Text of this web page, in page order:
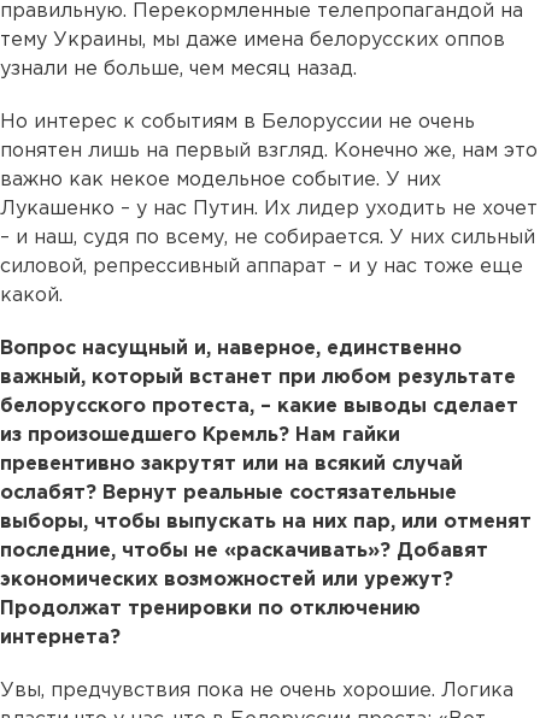
правильную. Перекормленные телепропагандой на
тему Украины, мы даже имена белорусских оппов
узнали не больше, чем месяц назад.
Но интерес к событиям в Белоруссии не очень
понятен лишь на первый взгляд. Конечно же, нам это
важно как некое модельное событие. У них
Лукашенко – у нас Путин. Их лидер уходить не хочет
– и наш, судя по всему, не собирается. У них сильный
силовой, репрессивный аппарат – и у нас тоже еще
какой.
Вопрос насущный и, наверное, единственно
важный, который встанет при любом результате
белорусского протеста, – какие выводы сделает
из произошедшего Кремль? Нам гайки
превентивно закрутят или на всякий случай
ослабят? Вернут реальные состязательные
выборы, чтобы выпускать на них пар, или отменят
последние, чтобы не «раскачивать»? Добавят
экономических возможностей или урежут?
Продолжат тренировки по отключению
интернета?
Увы, предчувствия пока не очень хорошие. Логика